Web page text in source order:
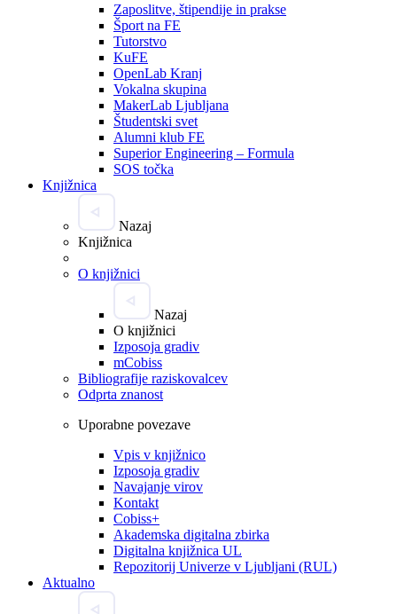
Zaposlitve, štipendije in prakse
Šport na FE
Tutorstvo
KuFE
OpenLab Kranj
Vokalna skupina
MakerLab Ljubljana
Študentski svet
Alumni klub FE
Superior Engineering – Formula
SOS točka
Knjižnica
Nazaj
Knjižnica
O knjižnici
Nazaj
O knjižnici
Izposoja gradiv
mCobiss
Bibliografije raziskovalcev
Odprta znanost
Uporabne povezave
Vpis v knjižnico
Izposoja gradiv
Navajanje virov
Kontakt
Cobiss+
Akademska digitalna zbirka
Digitalna knjižnica UL
Repozitorij Univerze v Ljubljani (RUL)
Aktualno